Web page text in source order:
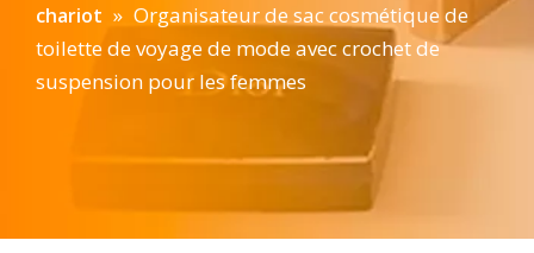
chariot » Organisateur de sac cosmétique de
toilette de voyage de mode avec crochet de
suspension pour les femmes